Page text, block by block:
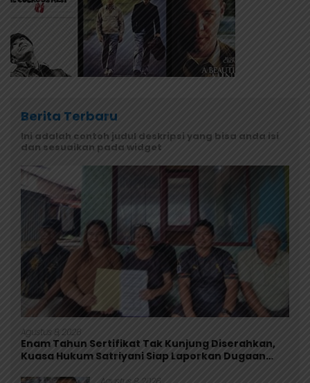
Berita Terbaru
Ini adalah contoh judul deskripsi yang bisa anda isi
dan sesuaikan pada widget
Agustus 8, 2026
Enam Tahun Sertifikat Tak Kunjung Diserahkan,
Kuasa Hukum Satriyani Siap Laporkan Dugaan